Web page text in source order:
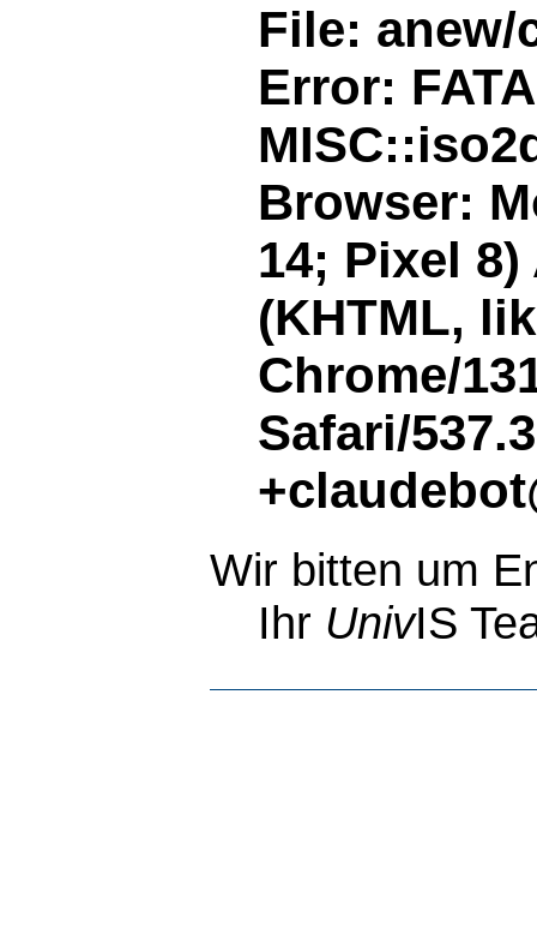
File: anew/
Error:
Browser:
14; Pixel
(KHTML,
Chrome/
Safari/
Wir bitten um
Ihr UnivIS